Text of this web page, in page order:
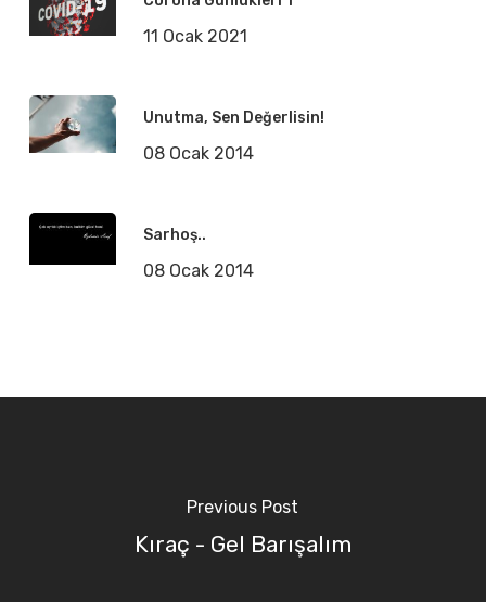
11 Ocak 2021
Unutma, Sen Değerlisin!
08 Ocak 2014
Sarhoş..
08 Ocak 2014
Previous Post
Kıraç - Gel Barışalım